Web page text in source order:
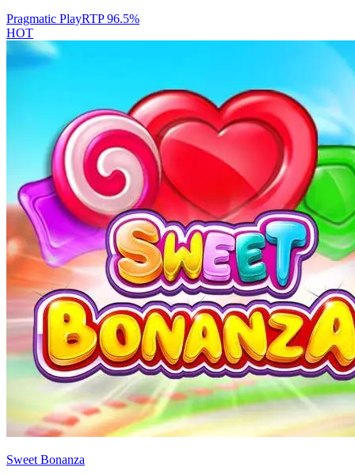
Pragmatic PlayRTP96.5%
HOT
Sweet Bonanza